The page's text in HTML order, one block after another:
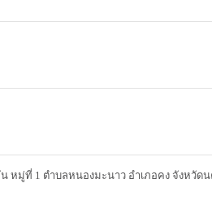
หมู่ที่ 1 ตำบลหนองมะนาว อำเภอคง จังหวัดน